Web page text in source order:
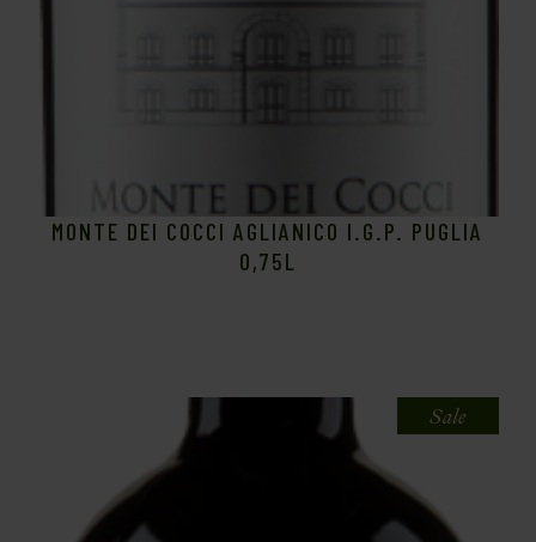
MONTE DEI COCCI AGLIANICO I.G.P. PUGLIA
0,75L
Sale